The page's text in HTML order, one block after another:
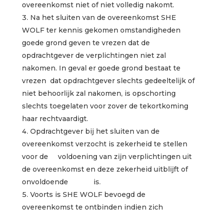
overeenkomst niet of niet volledig nakomt.
Na het sluiten van de overeenkomst SHE
WOLF ter kennis gekomen omstandigheden
goede grond geven te vrezen dat de
opdrachtgever de verplichtingen niet zal
nakomen. In geval er goede grond bestaat te
vrezen dat opdrachtgever slechts gedeeltelijk of
niet behoorlijk zal nakomen, is opschorting
slechts toegelaten voor zover de tekortkoming
haar rechtvaardigt.
Opdrachtgever bij het sluiten van de
overeenkomst verzocht is zekerheid te stellen
voor de voldoening van zijn verplichtingen uit
de overeenkomst en deze zekerheid uitblijft of
onvoldoende is.
Voorts is SHE WOLF bevoegd de
overeenkomst te ontbinden indien zich